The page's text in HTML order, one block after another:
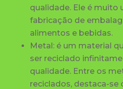
qualidade. Ele é muito
fabricação de
alimentos e bebidas.
Metal: é um material
ser reciclado
qualidade. Entre os
reciclados, destaca-se